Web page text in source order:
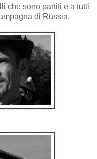
che sono partiti e a tutti
di Russia.